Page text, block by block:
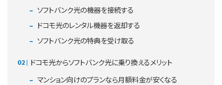
ソフトバンク光の機器を接続する
ドコモ光のレンタル機器を返却する
ソフトバンク光の特典を受け取る
ドコモ光からソフトバンク光に乗り換えるメリット
マンション向けのプランなら月額料金が安くなる